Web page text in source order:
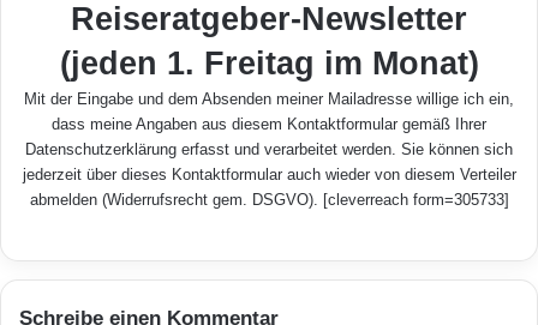
Reiseratgeber-Newsletter
(jeden 1. Freitag im Monat)
Mit der Eingabe und dem Absenden meiner Mailadresse willige ich ein,
dass meine Angaben aus diesem Kontaktformular gemäß Ihrer
Datenschutzerklärung erfasst und verarbeitet werden. Sie können sich
jederzeit über dieses Kontaktformular auch wieder von diesem Verteiler
abmelden (Widerrufsrecht gem. DSGVO). [cleverreach form=305733]
Schreibe einen Kommentar